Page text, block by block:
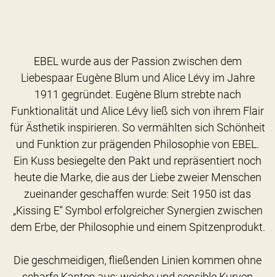
EBEL wurde aus der Passion zwischen dem
Liebespaar Eugène Blum und Alice Lévy im Jahre
1911 gegründet. Eugène Blum strebte nach
Funktionalität und Alice Lévy ließ sich von ihrem Flair
für Ästhetik inspirieren. So vermählten sich Schönheit
und Funktion zur prägenden Philosophie von EBEL.
Ein Kuss besiegelte den Pakt und repräsentiert noch
heute die Marke, die aus der Liebe zweier Menschen
zueinander geschaffen wurde: Seit 1950 ist das
„Kissing E“ Symbol erfolgreicher Synergien zwischen
dem Erbe, der Philosophie und einem Spitzenprodukt.
Die geschmeidigen, fließenden Linien kommen ohne